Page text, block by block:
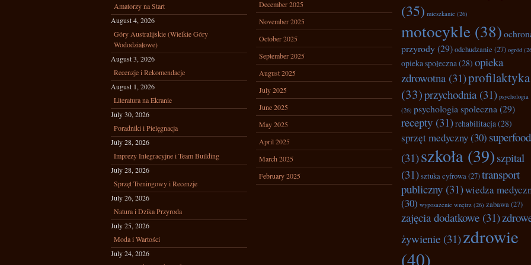
Amatorzy na Start
August 4, 2026
Góry Australijskie (Wielkie Góry
Wododziałowe)
August 3, 2026
Recenzje i Rekomendacje
August 1, 2026
Literatura na Ekranie
July 30, 2026
Poradniki i Pielęgnacja
July 28, 2026
Imprezy Integracyjne i Team Building
July 28, 2026
Sprzęt Treningowy i Recenzje
July 26, 2026
Natura i Dzika Przyroda
July 25, 2026
Moda i Wartości
July 24, 2026
December 2025
November 2025
October 2025
September 2025
August 2025
July 2025
June 2025
May 2025
April 2025
March 2025
February 2025
(35) mieszkanie (26)
motocykle (38)
przyrody(29)odchudzanie (27) ogród
opieka społeczna(28) opieka
zdrowotna(31)profilaktyka
(33)przychodnia(31) psychologia
(26) psychologia społeczna (29)
recepty (31)rehabilitacja(28)
sprzęt medyczny(30)
(31)szkoła (39) szpital
(31)sztuka cyfrowa(27)transport
publiczny (31)wiedza
(30) wyposażenie wnętrz (26) zabawa(27)
zajęcia dodatkowe (31)
żywienie (31)zdrowie
(40)